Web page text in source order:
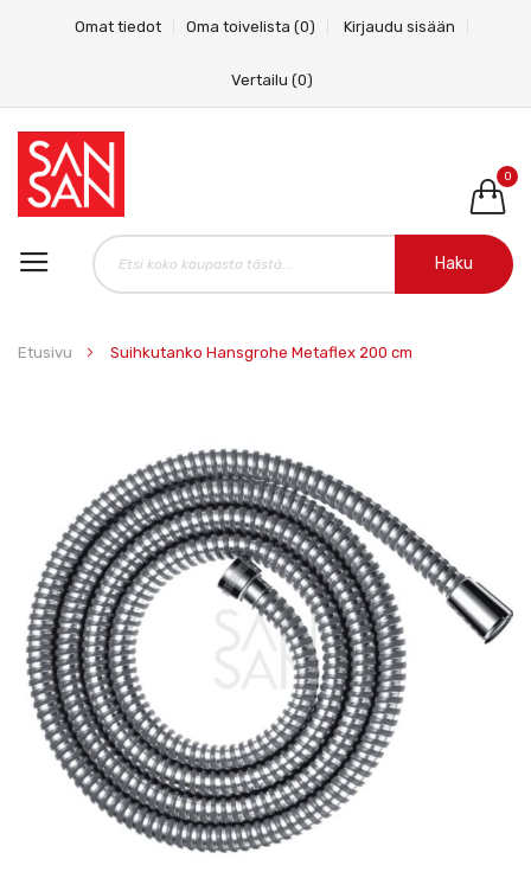
Omat tiedot Oma toivelista (0) Kirjaudu sisään
Vertailu (0)
0
Haku
Etusivu Suihkutanko Hansgrohe Metaflex 200 cm